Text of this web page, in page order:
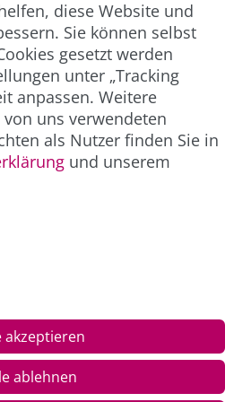
es sich um ein Pflichtfeld.
zzgl.
diese Website und
Sie können selbst
gesetzt werden
unter „Tracking
anpassen. Weitere
uns verwendeten
als Nutzer finden Sie in
und unserem
akzeptieren
ablehnen
vorbehalten. |